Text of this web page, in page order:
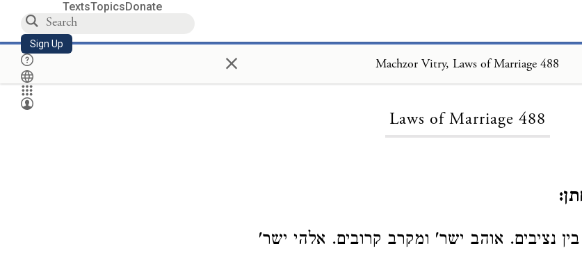
TextsTopicsDonate
Sign Up × Machzor Vitry, Laws of Marriage 488
Laws of Marriage 488
בין נציבים. אוהב ישר' ומקרב קרובים. אלהי ישר'